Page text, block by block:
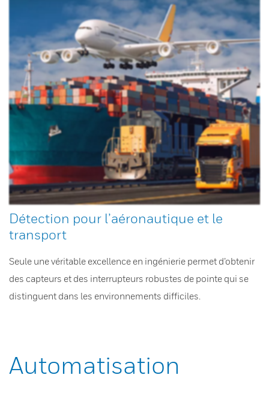
Détection pour l’aéronautique et le
transport
Seule une véritable excellence en ingénierie permet d’obtenir
des capteurs et des interrupteurs robustes de pointe qui se
distinguent dans les environnements difficiles.
Automatisation